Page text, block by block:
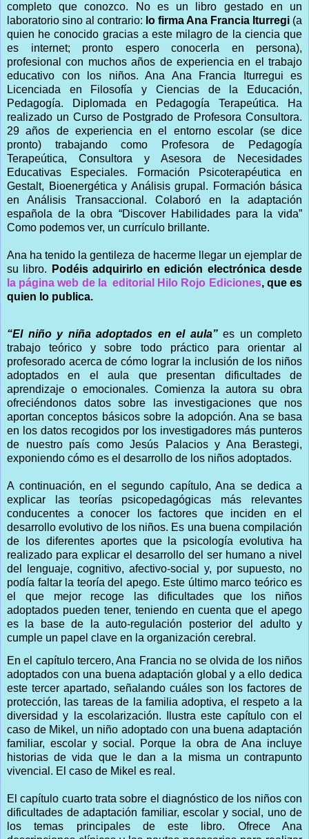
completo que conozco. No es un libro gestado en un
laboratorio sino al contrario: lo firma Ana Francia Iturregi (a
quien he conocido gracias a este milagro de la ciencia que
es internet; pronto espero conocerla en persona),
profesional con muchos años de experiencia en el trabajo
educativo con los niños. Ana Ana Francia Iturregui es
Licenciada en Filosofía y Ciencias de la Educación,
Pedagogía. Diplomada en Pedagogía Terapeútica. Ha
realizado un Curso de Postgrado de Profesora Consultora.
29 años de experiencia en el entorno escolar (se dice
pronto) trabajando como Profesora de Pedagogía
Terapeútica, Consultora y Asesora de Necesidades
Educativas Especiales. Formación Psicoterapéutica en
Gestalt, Bioenergética y Análisis grupal. Formación básica
en Análisis Transaccional. Colaboró en la adaptación
española de la obra “Discover Habilidades para la vida”
Como podemos ver, un currículo brillante.
Ana ha tenido la gentileza de hacerme llegar un ejemplar de
su libro.
Podéis adquirirlo en edición electrónica desde
la página web de la editorial Hilo Rojo Ediciones, que es
quien lo publica.
“El niño y niña adoptados en el aula”es un completo
trabajo teórico y sobre todo práctico para orientar al
profesorado acerca de cómo lograr la inclusión de los niños
adoptados en el aula que presentan dificultades de
aprendizaje o emocionales. Comienza la autora su obra
ofreciéndonos datos sobre las investigaciones que nos
aportan conceptos básicos sobre la adopción. Ana se basa
en los datos recogidos por los investigadores más punteros
de nuestro país como Jesús Palacios y Ana Berastegi,
exponiendo cómo es el desarrollo de los niños adoptados.
A continuación, en el segundo capítulo, Ana se dedica a
explicar las teorías psicopedagógicas más relevantes
conducentes a conocer los factores que inciden en el
desarrollo evolutivo de los niños. Es una buena compilación
de los diferentes aportes que la psicología evolutiva ha
realizado para explicar el desarrollo del ser humano a nivel
del lenguaje, cognitivo, afectivo-social y, por supuesto, no
podía faltar la teoría del apego. Este último marco teórico es
el que mejor recoge las dificultades que los niños
adoptados pueden tener, teniendo en cuenta que el apego
es la base de la auto-regulación posterior del adulto y
cumple un papel clave en la organización cerebral.
En el capítulo tercero, Ana Francia no se olvida de los niños
adoptados con una buena adaptación global y a ello dedica
este tercer apartado, señalando cuáles son los factores de
protección, las tareas de la familia adoptiva, el respeto a la
diversidad y la escolarización. Ilustra este capítulo con el
caso de Mikel, un niño adoptado con una buena adaptación
familiar, escolar y social. Porque la obra de Ana incluye
historias de vida que le dan a la misma un contrapunto
vivencial. El caso de Mikel es real.
El capítulo cuarto trata sobre el diagnóstico de los niños con
dificultades de adaptación familiar, escolar y social, uno de
los temas principales de este libro. Ofrece Ana